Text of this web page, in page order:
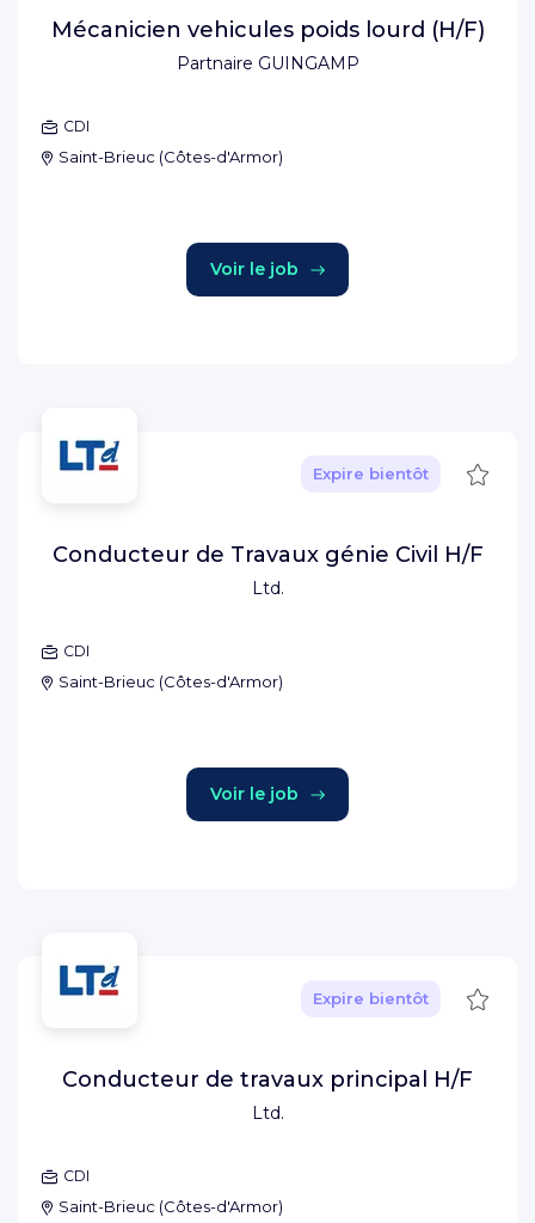
Partnaire GUINGAMP
Mécanicien vehicules poids lourd (H/F)
CDI
Saint-Brieuc (Côtes-d'Armor)
Voir le job
Ltd.
Expire bientôt
Conducteur de Travaux génie Civil H/F
CDI
Saint-Brieuc (Côtes-d'Armor)
Voir le job
Ltd.
Expire bientôt
Conducteur de travaux principal H/F
CDI
Saint-Brieuc (Côtes-d'Armor)